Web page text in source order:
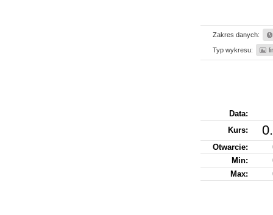
Zakres danych:
Typ wykresu:
Data:
Kurs:
Otwarcie:
Min:
Max: